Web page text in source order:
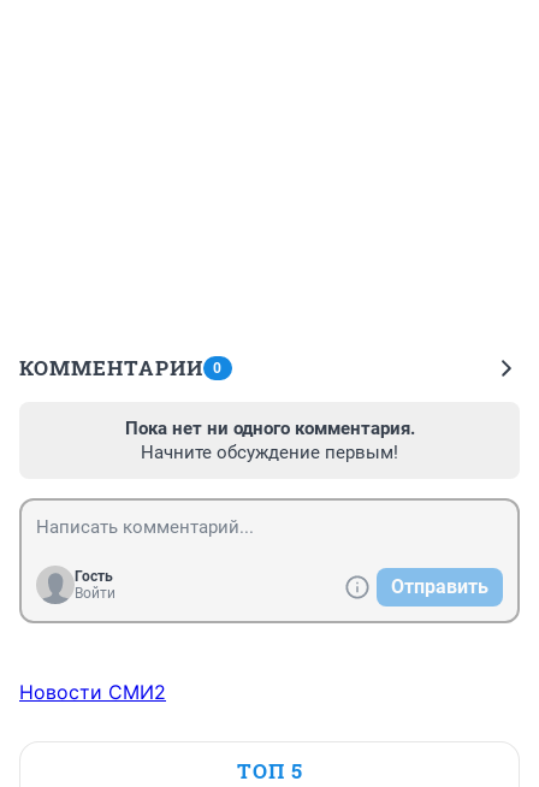
КОММЕНТАРИИ 0
Пока нет ни одного комментария.
Начните обсуждение первым!
Гость
Войти
Отправить
Новости СМИ2
ТОП 5